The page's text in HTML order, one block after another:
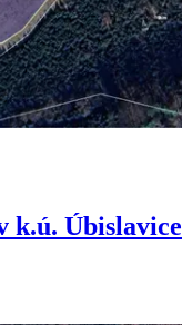
k.ú. Úbislavice